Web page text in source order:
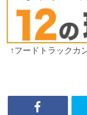
↑フードトラックカ